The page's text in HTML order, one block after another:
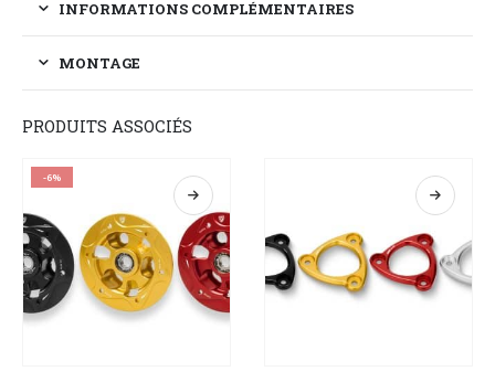
INFORMATIONS COMPLÉMENTAIRES
MONTAGE
PRODUITS ASSOCIÉS
-6%